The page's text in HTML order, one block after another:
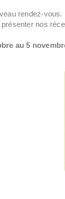
rendez-
nos
au 5